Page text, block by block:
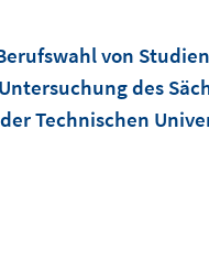
von
des
Technischen